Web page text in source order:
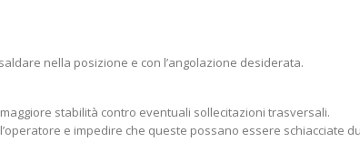
nella posizione e con l’angolazione desiderata.
stabilità contro eventuali sollecitazioni trasversali.
e impedire che queste possano essere schiacciate